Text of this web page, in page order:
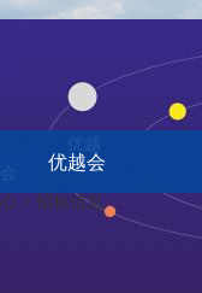
优越会
> 服务中
心 > 招标信息